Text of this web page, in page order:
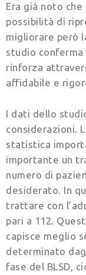
Era già noto che
possibilità di
migliorare però
studio
rinforza
affidabile e
I dati dello
considerazioni.
statistica
importante un
numero di
desiderato. In
trattare con
pari a 112.
capisce meglio
determinato
fase del BLSD,